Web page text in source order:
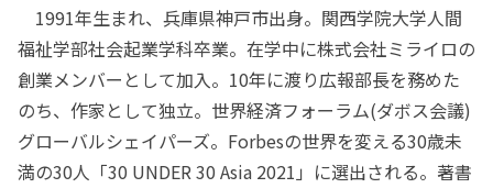
1991年生まれ、兵庫県神戸市出身。関西学院大学人間
福祉学部社会起業学科卒業。在学中に株式会社ミライロの
創業メンバーとして加入。10年に渡り広報部長を務めた
のち、作家として独立。世界経済フォーラム(ダボス会議)
グローバルシェイパーズ。Forbesの世界を変える30歳未
満の30人「30 UNDER 30 Asia 2021」に選出される。著書